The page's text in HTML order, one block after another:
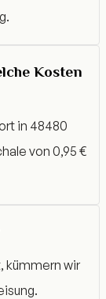
Kosten
in 48480
von 0,95 €
kümmern wir